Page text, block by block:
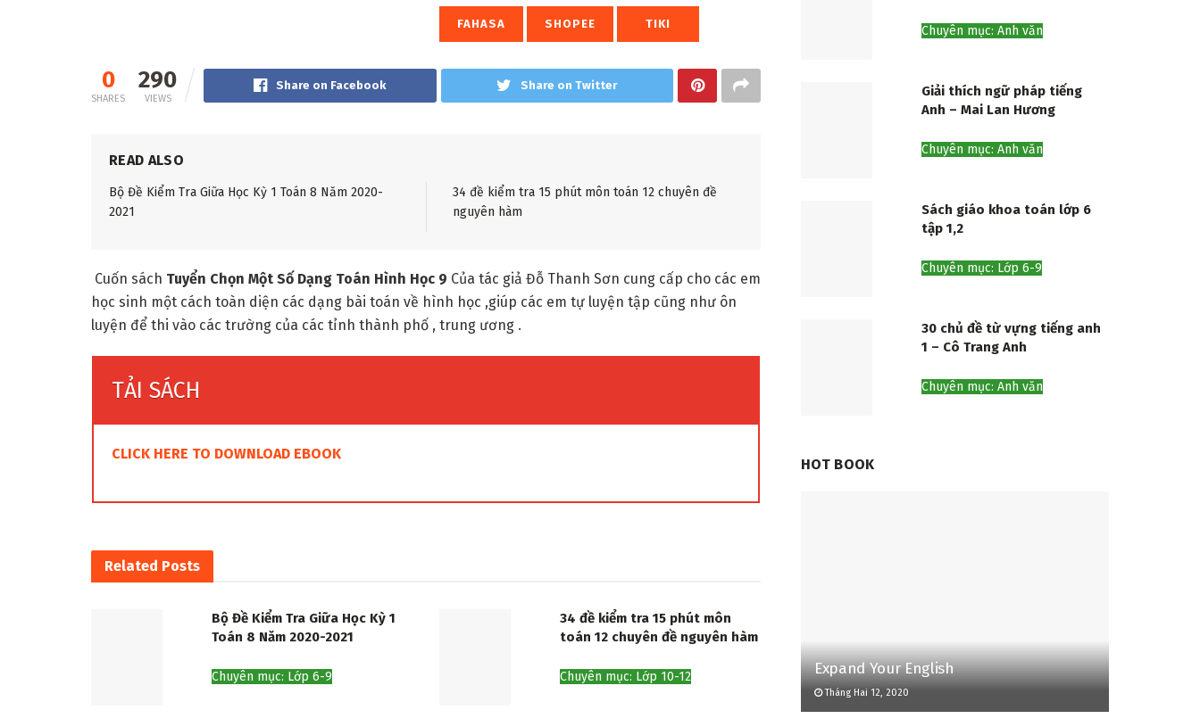
FAHASA SHOPEE TIKI
0
SHARES
290
VIEWS
Share on Facebook Share on Twitter
READ ALSO
Bộ Đề Kiểm Tra Giữa Học Kỳ 1 Toán 8 Năm 2020-
2021
34 đề kiểm tra 15 phút môn toán 12 chuyên đề
nguyên hàm
Cuốn sách Tuyển Chọn Một Số Dạng Toán Hình Học 9 Của tác giả Đỗ Thanh Sơn cung cấp cho các em
học sinh một cách toàn diện các dạng bài toán về hình học ,giúp các em tự luyện tập cũng như ôn
luyện để thi vào các trường của các tỉnh thành phố , trung ương .
TẢI SÁCH
CLICK HERE TO DOWNLOAD EBOOK
Related Posts
Bộ Đề Kiểm Tra Giữa Học Kỳ 1
Toán 8 Năm 2020-2021
Chuyên mục: Lớp 6-9
34 đề kiểm tra 15 phút môn
toán 12 chuyên đề nguyên hàm
Chuyên mục: Lớp 10-12
Chuyên mục: Anh văn
Giải thích ngữ pháp tiếng
Anh – Mai Lan Hương
Chuyên mục: Anh văn
Sách giáo khoa toán lớp 6
tập 1,2
Chuyên mục: Lớp 6-9
30 chủ đề từ vựng tiếng anh
1 – Cô Trang Anh
Chuyên mục: Anh văn
HOT BOOK
Expand Your English
Tháng Hai 12, 2020